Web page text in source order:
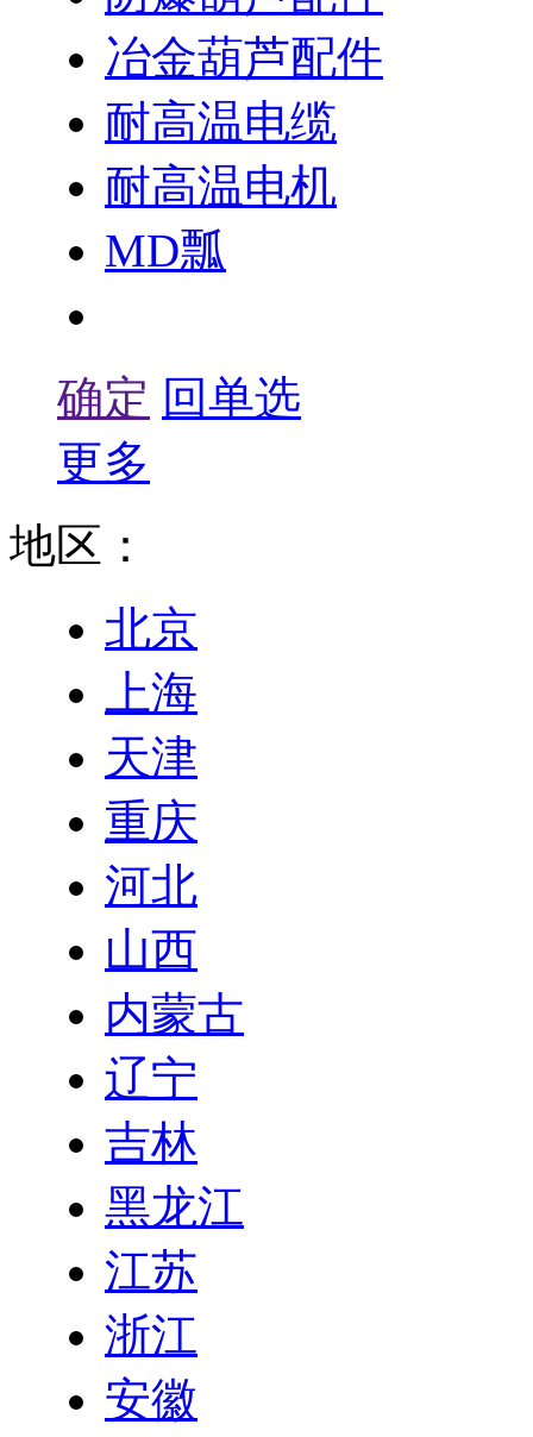
冶金葫芦配件
耐高温电缆
耐高温电机
MD瓢
确定 回单选
更多
地区：
北京
上海
天津
重庆
河北
山西
内蒙古
辽宁
吉林
黑龙江
江苏
浙江
安徽